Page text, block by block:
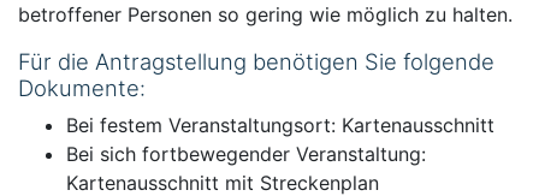
betroffener Personen so gering wie möglich zu halten.
Für die Antragstellung benötigen Sie folgende
Dokumente:
Bei festem Veranstaltungsort: Kartenausschnitt
Bei sich fortbewegender Veranstaltung:
Kartenausschnitt mit Streckenplan